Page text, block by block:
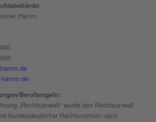
Hamm
hamm.de
Berufsregeln:
„Rechtsanwalt“ wurde den Rechtsanwalt
bundesdeutscher Rechtsnormen nach